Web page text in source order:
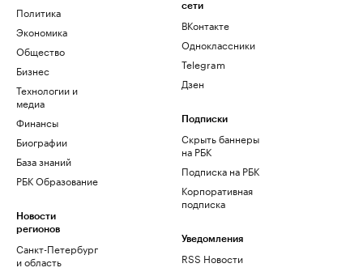
Политика
Экономика
Общество
Бизнес
Технологии и
медиа
Финансы
Биографии
База знаний
РБК Образование
Новости
регионов
Санкт-Петербург
и область
сети
ВКонтакте
Одноклассники
Telegram
Дзен
Подписки
Скрыть баннеры
на РБК
Подписка на РБК
Корпоративная
подписка
Уведомления
RSS Новости